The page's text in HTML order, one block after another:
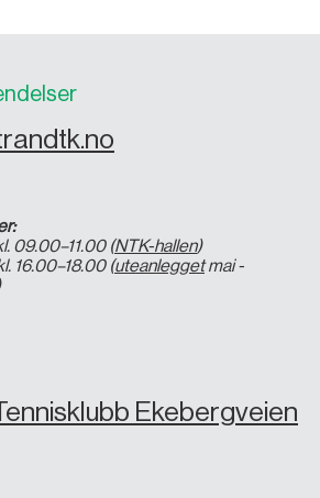
09.00–11.00 (NTK-hallen)
16.00–18.00 (uteanleggetmai -
Ekebergveien